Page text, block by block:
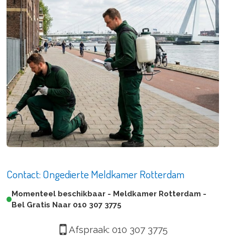
Contact: Ongedierte Meldkamer Rotterdam
Momenteel beschikbaar - Meldkamer Rotterdam -
Bel Gratis Naar 010 307 3775
Afspraak: 010 307 3775